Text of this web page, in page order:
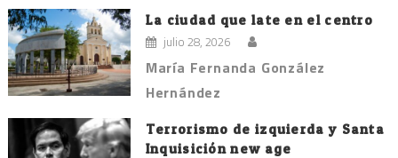
La ciudad que late en el centro
julio 28, 2026
María Fernanda González
Hernández
Terrorismo de izquierda y Santa
Inquisición new age